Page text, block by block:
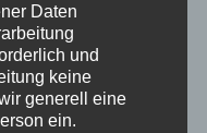
in seiner
der Boston
mehr
befragt
Daten
und
keine
generell eine
ein.